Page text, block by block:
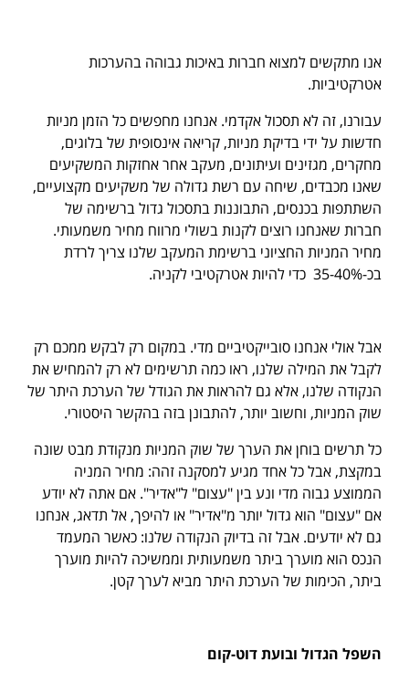
אנו מתקשים למצוא חברות באיכות גבוהה בהערכות
אטרקטיביות.
עבורנו, זה לא תסכול אקדמי. אנחנו מחפשים כל הזמן מניות
חדשות על ידי בדיקת מניות, קריאה אינסופית של בלוגים,
מחקרים, מגזינים ועיתונים, מעקב אחר אחזקות המשקיעים
שאנו מכבדים, שיחה עם רשת גדולה של משקיעים מקצועיים,
השתתפות בכנסים, התבוננות בתסכול גדול ברשימה של
חברות שאנחנו רוצים לקנות בשולי מרווח מחיר משמעותי.
מחיר המניות החציוני ברשימת המעקב שלנו צריך לרדת
בכ-35-40% כדי להיות אטרקטיבי לקניה.
אבל אולי אנחנו סובייקטיביים מדי. במקום רק לבקש ממכם רק
לקבל את המילה שלנו, ראו כמה תרשימים לא רק להמחיש את
הנקודה שלנו, אלא גם להראות את הגודל של הערכת היתר של
שוק המניות, וחשוב יותר, להתבונן בזה בהקשר היסטורי.
כל תרשים בוחן את הערך של שוק המניות מנקודת מבט שונה
במקצת, אבל כל אחד מגיע למסקנה זהה: מחיר המניה
הממוצע גבוה מדי ונע בין "עצום" ל"אדיר". אם אתה לא יודע
אם "עצום" הוא גדול יותר מ"אדיר" או להיפך, אל תדאג, אנחנו
גם לא יודעים. אבל זה בדיוק הנקודה שלנו: כאשר המעמד
הנכס הוא מוערך ביתר משמעותית וממשיכה להיות מוערך
ביתר, הכימות של הערכת היתר מביא לערך קטן.
השפל הגדול ובועת דוט-קום